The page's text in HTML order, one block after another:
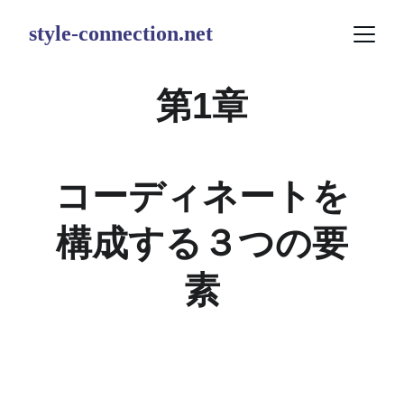
style-connection.net
第1章
コーディネートを
構成する３つの要
素